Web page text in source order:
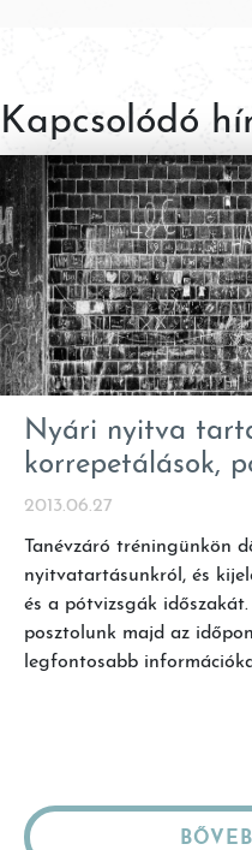
Kapcsolódó
Nyári nyitva
korrepetálások,
2013.06.27
Tanévzáró tréningünkön
nyitvatartásunkról, és
és a pótvizsgák
posztolunk majd az
legfontosabb